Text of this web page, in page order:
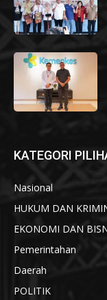
KATEGORI
Nasional
HUKUM DAN
EKONOMI DAN
Pemerintahan
Daerah
POLITIK